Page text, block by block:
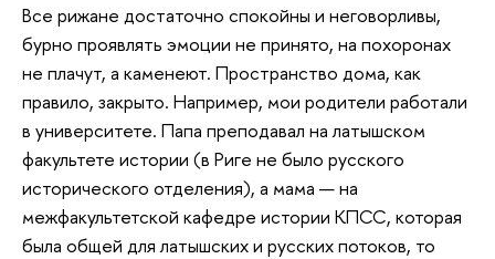
Все рижане достаточно спокойны и неговорливы,
бурно проявлять эмоции не принято, на похоронах
не плачут, а каменеют. Пространство дома, как
правило, закрыто. Например, мои родители работали
в университете. Папа преподавал на латышском
факультете истории (в Риге не было русского
исторического отделения), а мама — на
межфакультетской кафедре истории КПСС, которая
была общей для латышских и русских потоков, то